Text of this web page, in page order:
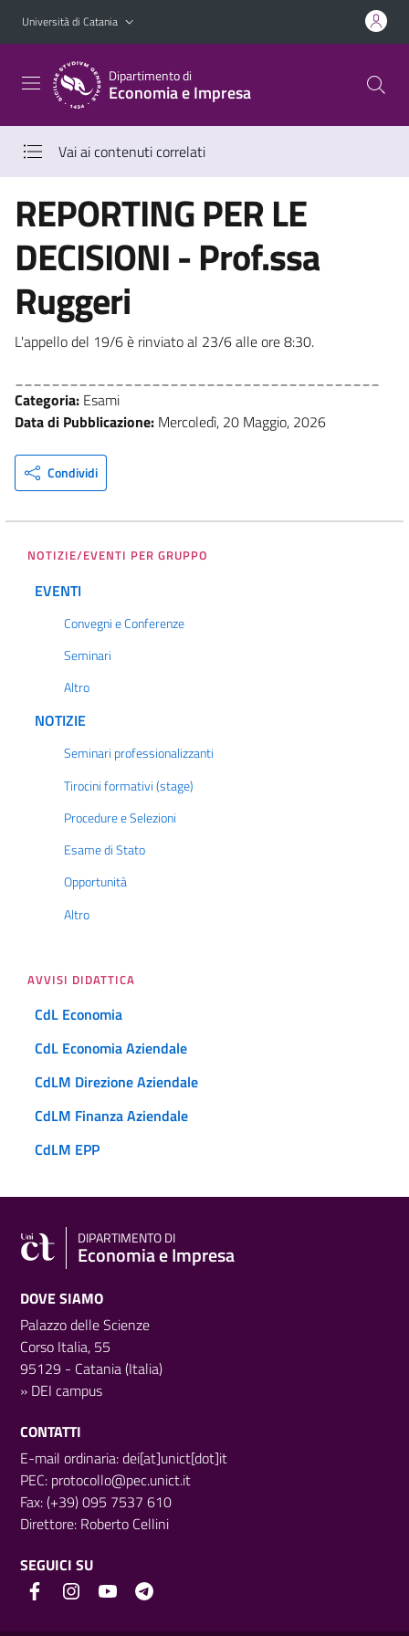
Vai al contenuto principale
Vai al menu di navigazione
Università di Catania
Dipartimento di
Economia e Impresa
Vai ai contenuti correlati
REPORTING PER LE
DECISIONI - Prof.ssa
Ruggeri
L'appello del 19/6 è rinviato al 23/6 alle ore 8:30.
Categoria: Esami
Data di Pubblicazione: Mercoledì, 20 Maggio, 2026
Condividi
NOTIZIE/EVENTI PER GRUPPO
EVENTI
Convegni e Conferenze
Seminari
Altro
NOTIZIE
Seminari professionalizzanti
Tirocini formativi (stage)
Procedure e Selezioni
Esame di Stato
Opportunità
Altro
AVVISI DIDATTICA
CdL Economia
CdL Economia Aziendale
CdLM Direzione Aziendale
CdLM Finanza Aziendale
CdLM EPP
DIPARTIMENTO DI
Economia e Impresa
DOVE SIAMO
Palazzo delle Scienze
Corso Italia, 55
95129 - Catania (Italia)
» DEI campus
CONTATTI
E-mail ordinaria: dei[at]unict[dot]it
PEC: protocollo@pec.unict.it
Fax: (+39) 095 7537 610
Direttore: Roberto Cellini
SEGUICI SU